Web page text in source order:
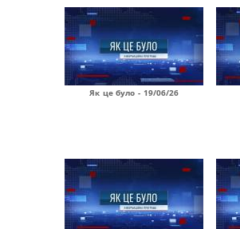
Як це було - 19/06/26